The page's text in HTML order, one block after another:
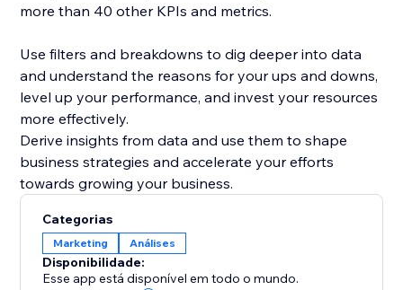
more than 40 other KPIs and metrics.
Use filters and breakdowns to dig deeper into data
and understand the reasons for your ups and downs,
level up your performance, and invest your resources
more effectively.
Derive insights from data and use them to shape
business strategies and accelerate your efforts
Categorias
Marketing Análises
Disponibilidade:
Esse app está disponível em todo o mundo.